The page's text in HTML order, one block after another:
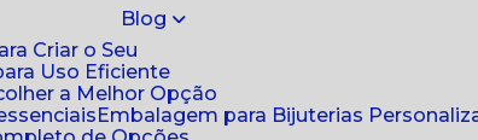
Blog
Criar o Seu
Uso Eficiente
a Melhor Opção
Embalagem para Bijuterias